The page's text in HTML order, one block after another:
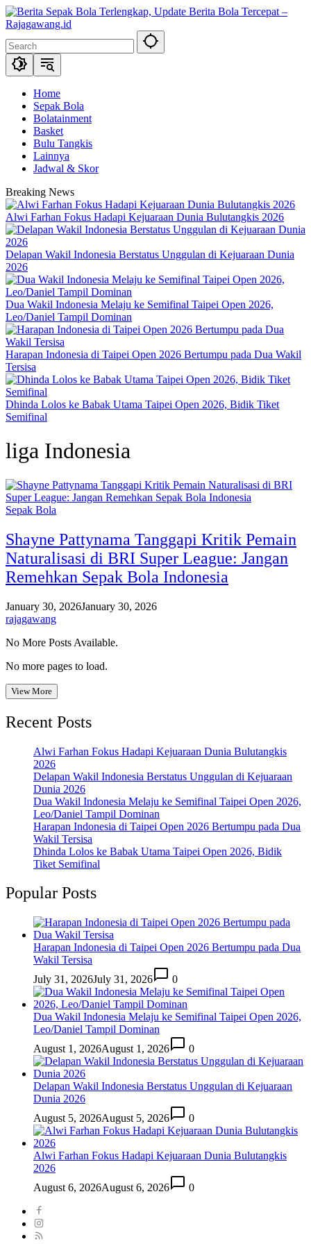
Skip
to
Home
Sepak Bola
Bolatainment
Basket
Bulu Tangkis
Lainnya
Jadwal & Skor
Breaking News
Alwi Farhan Fokus Hadapi Kejuaraan Dunia Bulutangkis 2026
Delapan Wakil Indonesia Berstatus Unggulan di Kejuaraan Dunia
2026
Dua Wakil Indonesia Melaju ke Semifinal Taipei Open 2026,
Leo/Daniel Tampil Dominan
Harapan Indonesia di Taipei Open 2026 Bertumpu pada Dua Wakil
Tersisa
Dhinda Lolos ke Babak Utama Taipei Open 2026, Bidik Tiket
Semifinal
liga Indonesia
Sepak Bola
Shayne Pattynama Tanggapi Kritik Pemain
Naturalisasi di BRI Super League: Jangan
Remehkan Sepak Bola Indonesia
January 30, 2026January 30, 2026
rajagawang
No More Posts Available.
No more pages to load.
View More
Recent Posts
Alwi Farhan Fokus Hadapi Kejuaraan Dunia Bulutangkis
2026
Delapan Wakil Indonesia Berstatus Unggulan di Kejuaraan
Dunia 2026
Dua Wakil Indonesia Melaju ke Semifinal Taipei Open 2026,
Leo/Daniel Tampil Dominan
Harapan Indonesia di Taipei Open 2026 Bertumpu pada Dua
Wakil Tersisa
Dhinda Lolos ke Babak Utama Taipei Open 2026, Bidik
Tiket Semifinal
Popular Posts
Harapan Indonesia di Taipei Open 2026 Bertumpu pada Dua
Wakil Tersisa
July 31, 2026July 31, 2026 0
Dua Wakil Indonesia Melaju ke Semifinal Taipei Open 2026,
Leo/Daniel Tampil Dominan
August 1, 2026August 1, 2026 0
Delapan Wakil Indonesia Berstatus Unggulan di Kejuaraan
Dunia 2026
August 5, 2026August 5, 2026 0
Alwi Farhan Fokus Hadapi Kejuaraan Dunia Bulutangkis
2026
August 6, 2026August 6, 2026 0